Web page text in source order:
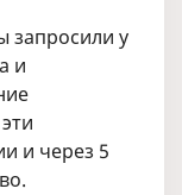
запросили у
и
и через 5